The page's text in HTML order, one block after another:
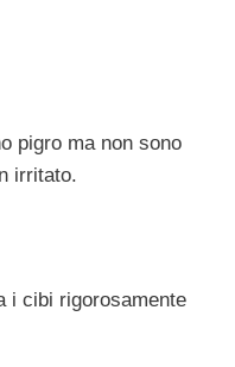
pigro ma non sono
irritato.
i cibi rigorosamente